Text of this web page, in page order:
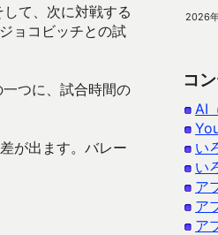
て、次に対戦する
ョコビッチとの試
つに、試合時間の
が出ます。バレー
2026
コ
AI
い
い
ア
ア
ア